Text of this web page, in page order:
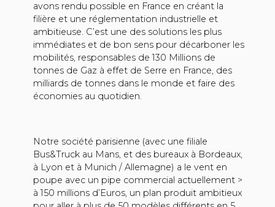
avons rendu possible en France en créant la
filière et une réglementation industrielle et
ambitieuse. C’est une des solutions les plus
immédiates et de bon sens pour décarboner les
mobilités, responsables de 130 Millions de
tonnes de Gaz à effet de Serre en France, des
milliards de tonnes dans le monde et faire des
économies au quotidien.
Notre société parisienne (avec une filiale
Bus&Truck au Mans, et des bureaux à Bordeaux,
à Lyon et à Munich / Allemagne) a le vent en
poupe avec un pipe commercial actuellement >
à 150 millions d’Euros, un plan produit ambitieux